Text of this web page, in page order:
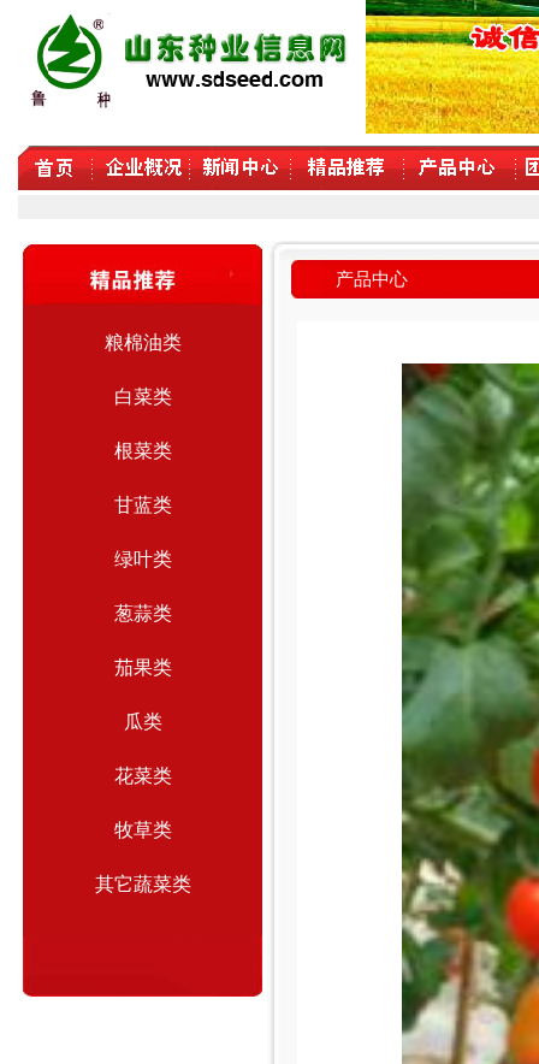
粮棉油类
白菜类
根菜类
甘蓝类
绿叶类
葱蒜类
茄果类
瓜类
花菜类
牧草类
其它蔬菜类
产品中心